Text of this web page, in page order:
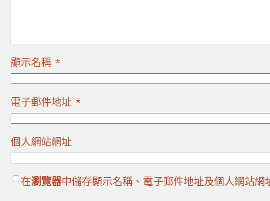
顯示名稱 *
電子郵件地址 *
個人網站網址
在瀏覽器中儲存顯示名稱、電子郵件地址及個人網站網